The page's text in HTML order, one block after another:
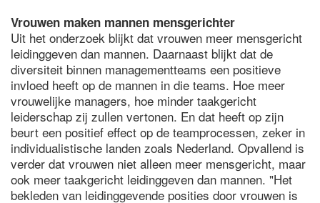
Vrouwen maken mannen mensgerichter
Uit het onderzoek blijkt dat vrouwen meer mensgericht
leidinggeven dan mannen. Daarnaast blijkt dat de
diversiteit binnen managementteams een positieve
invloed heeft op de mannen in die teams. Hoe meer
vrouwelijke managers, hoe minder taakgericht
leiderschap zij zullen vertonen. En dat heeft op zijn
beurt een positief effect op de teamprocessen, zeker in
individualistische landen zoals Nederland. Opvallend is
verder dat vrouwen niet alleen meer mensgericht, maar
ook meer taakgericht leidinggeven dan mannen. "Het
bekleden van leidinggevende posities door vrouwen is